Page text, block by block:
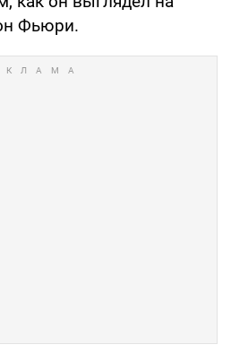
Фьюри.